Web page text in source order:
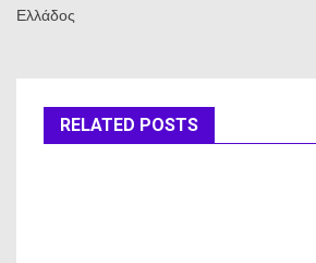
Ελλάδος
RELATED POSTS